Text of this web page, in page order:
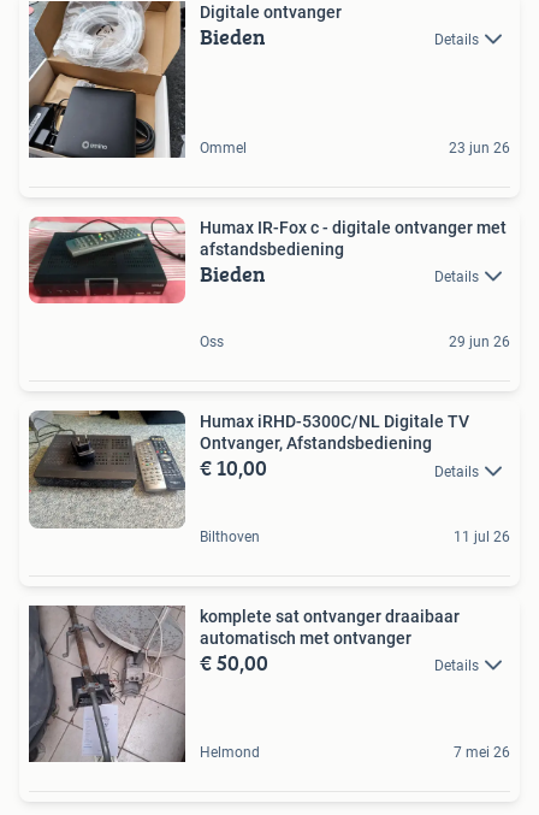
Digitale ontvanger
Bieden Details
Ommel 23 jun 26
Humax IR-Fox c - digitale ontvanger met
afstandsbediening
Bieden Details
Oss 29 jun 26
Humax iRHD-5300C/NL Digitale TV
Ontvanger, Afstandsbediening
€ 10,00 Details
Bilthoven 11 jul 26
komplete sat ontvanger draaibaar
automatisch met ontvanger
€ 50,00 Details
Helmond 7 mei 26